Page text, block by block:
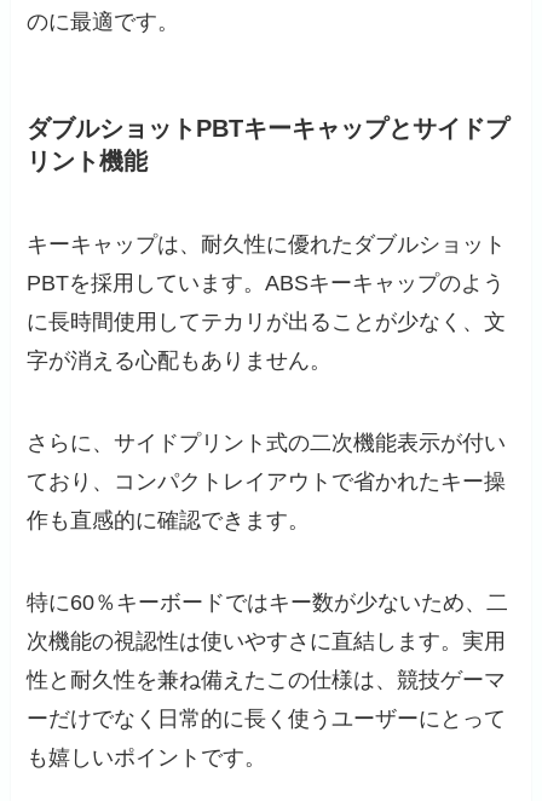
のに最適です。
ダブルショットPBTキーキャップとサイドプ
リント機能
キーキャップは、耐久性に優れたダブルショット
PBTを採用しています。ABSキーキャップのよう
に長時間使用してテカリが出ることが少なく、文
字が消える心配もありません。
さらに、サイドプリント式の二次機能表示が付い
ており、コンパクトレイアウトで省かれたキー操
作も直感的に確認できます。
特に60％キーボードではキー数が少ないため、二
次機能の視認性は使いやすさに直結します。実用
性と耐久性を兼ね備えたこの仕様は、競技ゲーマ
ーだけでなく日常的に長く使うユーザーにとって
も嬉しいポイントです。